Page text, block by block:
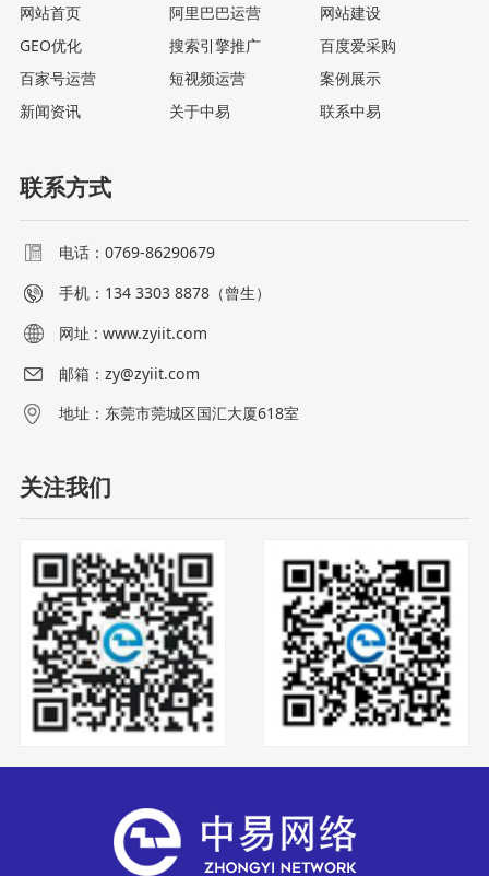
网站首页 阿里巴巴运营
网站建设
GEO优化
搜索引擎推广
百度爱采购
百家号运营
短视频运营
案例展示
新闻资讯
关于中易 联系中易
联系方式
电话：0769-86290679
手机： 134 3303 8878（曾生）
网址 : www.zyiit.com
邮箱：zy@zyiit.com
地址：东莞市莞城区国汇大厦618室
关注我们